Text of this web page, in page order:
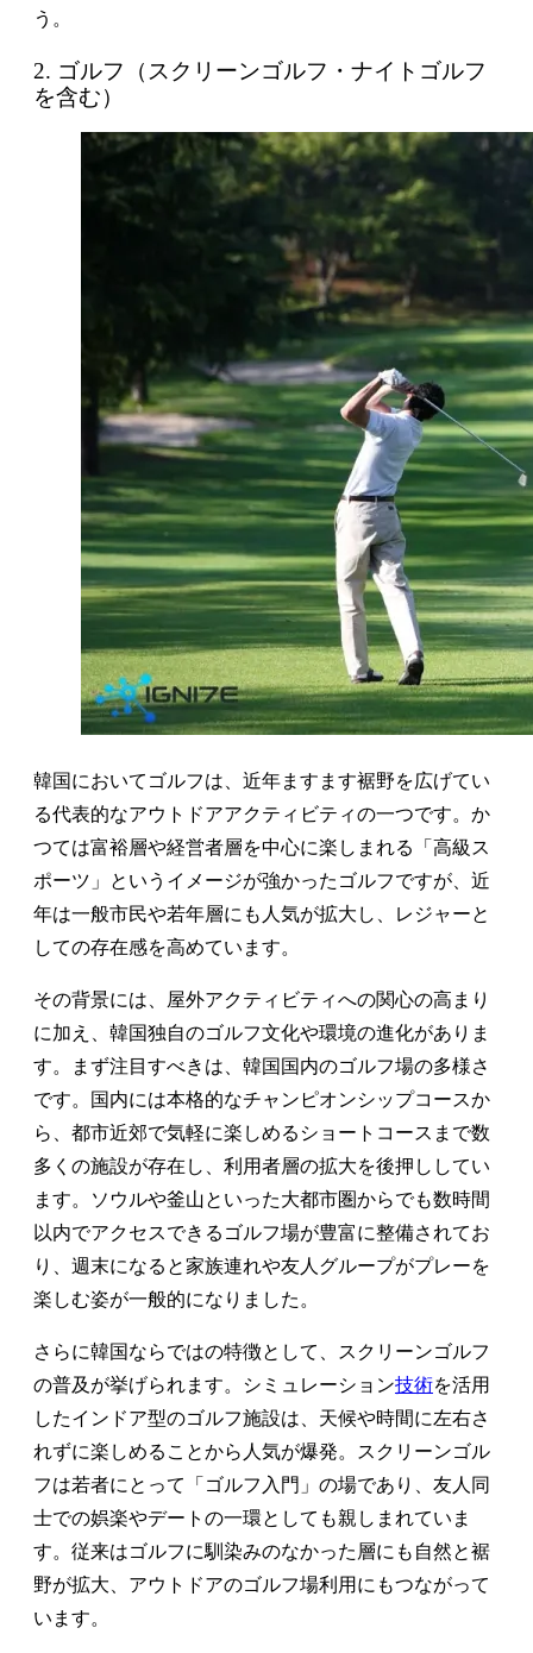
う。
2. ゴルフ（スクリーンゴルフ・ナイトゴルフ
を含む）
韓国においてゴルフは、近年ますます裾野を広げてい
る代表的なアウトドアアクティビティの一つです。か
つては富裕層や経営者層を中心に楽しまれる「高級ス
ポーツ」というイメージが強かったゴルフですが、近
年は一般市民や若年層にも人気が拡大し、レジャーと
しての存在感を高めています。
その背景には、屋外アクティビティへの関心の高まり
に加え、韓国独自のゴルフ文化や環境の進化がありま
す。まず注目すべきは、韓国国内のゴルフ場の多様さ
です。国内には本格的なチャンピオンシップコースか
ら、都市近郊で気軽に楽しめるショートコースまで数
多くの施設が存在し、利用者層の拡大を後押ししてい
ます。ソウルや釜山といった大都市圏からでも数時間
以内でアクセスできるゴルフ場が豊富に整備されてお
り、週末になると家族連れや友人グループがプレーを
楽しむ姿が一般的になりました。
さらに韓国ならではの特徴として、スクリーンゴルフ
の普及が挙げられます。シミュレーション技術を活用
したインドア型のゴルフ施設は、天候や時間に左右さ
れずに楽しめることから人気が爆発。スクリーンゴル
フは若者にとって「ゴルフ入門」の場であり、友人同
士での娯楽やデートの一環としても親しまれていま
す。従来はゴルフに馴染みのなかった層にも自然と裾
野が拡大、アウトドアのゴルフ場利用にもつながって
います。